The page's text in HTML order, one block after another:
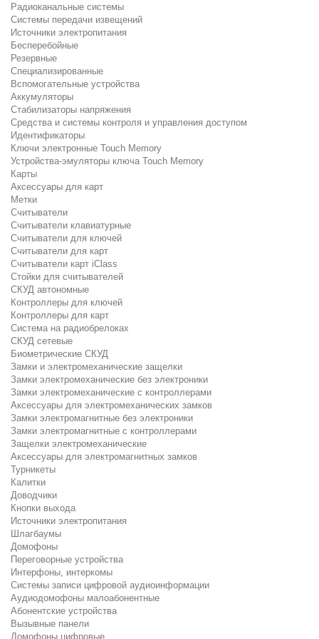
Радиоканальные системы
Системы передачи извещений
Источники электропитания
Бесперебойные
Резервные
Специализированные
Вспомогательные устройства
Аккумуляторы
Стабилизаторы напряжения
Средства и системы контроля и управления доступом
Идентификаторы
Ключи электронные Touch Memory
Устройства-эмуляторы ключа Touch Memory
Карты
Аксессуары для карт
Метки
Считыватели
Считыватели клавиатурные
Считыватели для ключей
Считыватели для карт
Считыватели карт iClass
Стойки для считывателей
СКУД автономные
Контроллеры для ключей
Контроллеры для карт
Система на радиобрелоках
СКУД сетевые
Биометрические СКУД
Замки и электромеханические защелки
Замки электромеханические без электроники
Замки электромеханические с контроллерами
Аксессуары для электромеханических замков
Замки электромагнитные без электроники
Замки электромагнитные с контроллерами
Защелки электромеханические
Аксессуары для электромагнитных замков
Турникеты
Калитки
Доводчики
Кнопки выхода
Источники электропитания
Шлагбаумы
Домофоны
Переговорные устройства
Интерфоны, интеркомы
Системы записи цифровой аудиоинформации
Аудиодомофоны малоабонентные
Абонентские устройства
Вызывные панели
Домофоны цифровые